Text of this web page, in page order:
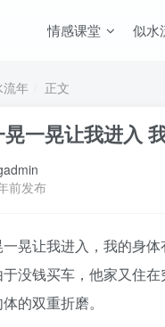
情感课堂 似水
流年 正文
一晃让我进入
前发布
晃让我进入，我的身
没钱买车，他家又住
的双重折磨。